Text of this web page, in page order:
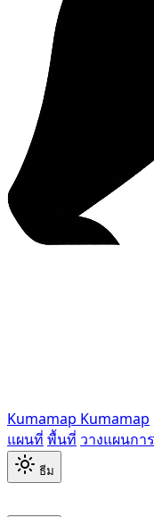
Kumamap Kumamap
แผนที่ พื้นที่ วางแผนกา
ธีม